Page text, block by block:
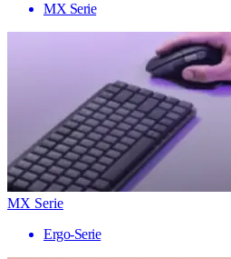
MX Serie
MX Serie
Ergo-Serie